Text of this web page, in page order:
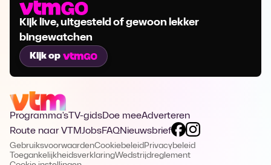
Kijk live, uitgesteld of gewoon lekker
bingewatchen
Kijk op
Programma'sTV-gidsDoe meeAdverteren
Route naar VTMJobsFAQNieuwsbrief
GebruiksvoorwaardenCookiebeleid Privacybeleid
ToegankelijkheidsverklaringWedstrijdreglement